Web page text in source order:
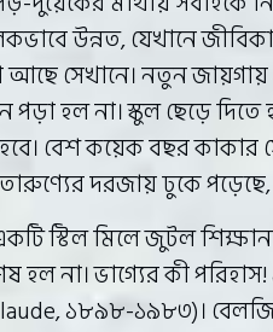
উন্নত, যেখানে
সেখানে। নতুন জায়গায়
হল না। স্কুল ছেড়ে দিতে
বেশ কয়েক বছর কাকার
দরজায় ঢুকে পড়েছে,
স্টিল মিলে জুটল
হল না। ভাগ্যের কী
১৮৯৮-১৯৮৩)।